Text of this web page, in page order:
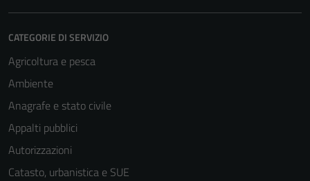
CATEGORIE DI SERVIZIO
Agricoltura e pesca
Ambiente
Anagrafe e stato civile
Appalti pubblici
Autorizzazioni
Catasto, urbanistica e SUE